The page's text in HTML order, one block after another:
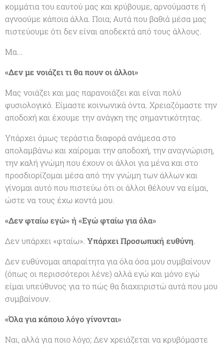
κομμάτια του εαυτού μας και κρύβουμε, αρνούμαστε ή
αγνοούμε κάποια άλλα. Ποια; Αυτά που βαθιά μέσα μας
πιστεύουμε ότι δεν είναι αποδεκτά από τους άλλους.
Μα...
«Δεν με νοιάζει τι θα πουν οι άλλοι»
Μας νοιάζει και μας παρανοιάζει και είναι πολύ
φυσιολογικό. Είμαστε κοινωνικά όντα. Χρειαζόμαστε την
αποδοχή και έχουμε την ανάγκη της σημαντικότητας.
Υπάρχει όμως τεράστια διαφορά ανάμεσα στο
απολαμβάνω και χαίρομαι την αποδοχή, την αναγνώριση,
την καλή γνώμη που έχουν οι άλλοι για μένα και στο
προσδιορίζομαι μέσα από την γνώμη των άλλων και
γίνομαι αυτό που πιστεύω ότι οι άλλοι θέλουν να είμαι,
ώστε να τους έχω κοντά μου.
«Δεν φταίω εγώ» ή «Εγώ φταίω για όλα»
Δεν υπάρχει «φταίω». Υπάρχει Προσωπική ευθύνη.
Δεν ευθύνομαι απαραίτητα για όλα όσα μου συμβαίνουν
(όπως οι περισσότεροι λένε) αλλά εγώ και μόνο εγώ
είμαι υπεύθυνος για το πώς θα διαχειριστώ αυτά που μου
συμβαίνουν.
«Όλα για κάποιο λόγο γίνονται»
Ναι, αλλά για ποιο λόγο; Δεν χρειάζεται να κρυβόμαστε